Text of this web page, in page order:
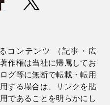
コンテンツ （記事・広
作権は当社に帰属してお
グ等に無断で転載・転用
する場合は、リンクを貼
であることを明らかにし